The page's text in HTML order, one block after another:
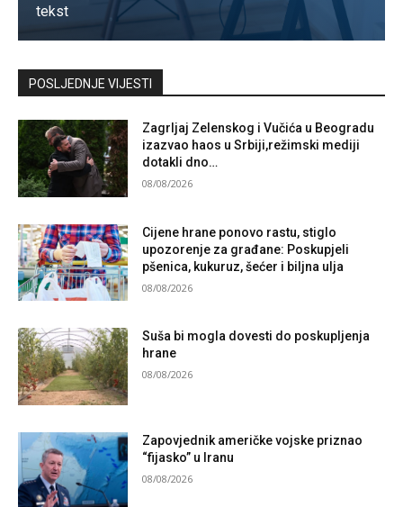
tekst
Kontaktirajte nas
POSLJEDNJE VIJESTI
Zagrljaj Zelenskog i Vučića u Beogradu
izazvao haos u Srbiji,režimski mediji
dotakli dno…
08/08/2026
Cijene hrane ponovo rastu, stiglo
upozorenje za građane: Poskupjeli
pšenica, kukuruz, šećer i biljna ulja
08/08/2026
Suša bi mogla dovesti do poskupljenja
hrane
08/08/2026
Zapovjednik američke vojske priznao
“fijasko” u Iranu
08/08/2026